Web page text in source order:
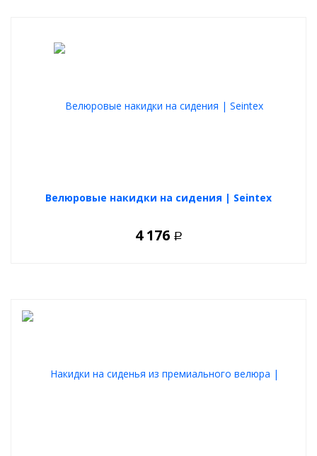
Велюровые накидки на сидения | Seintex
4 176 Р